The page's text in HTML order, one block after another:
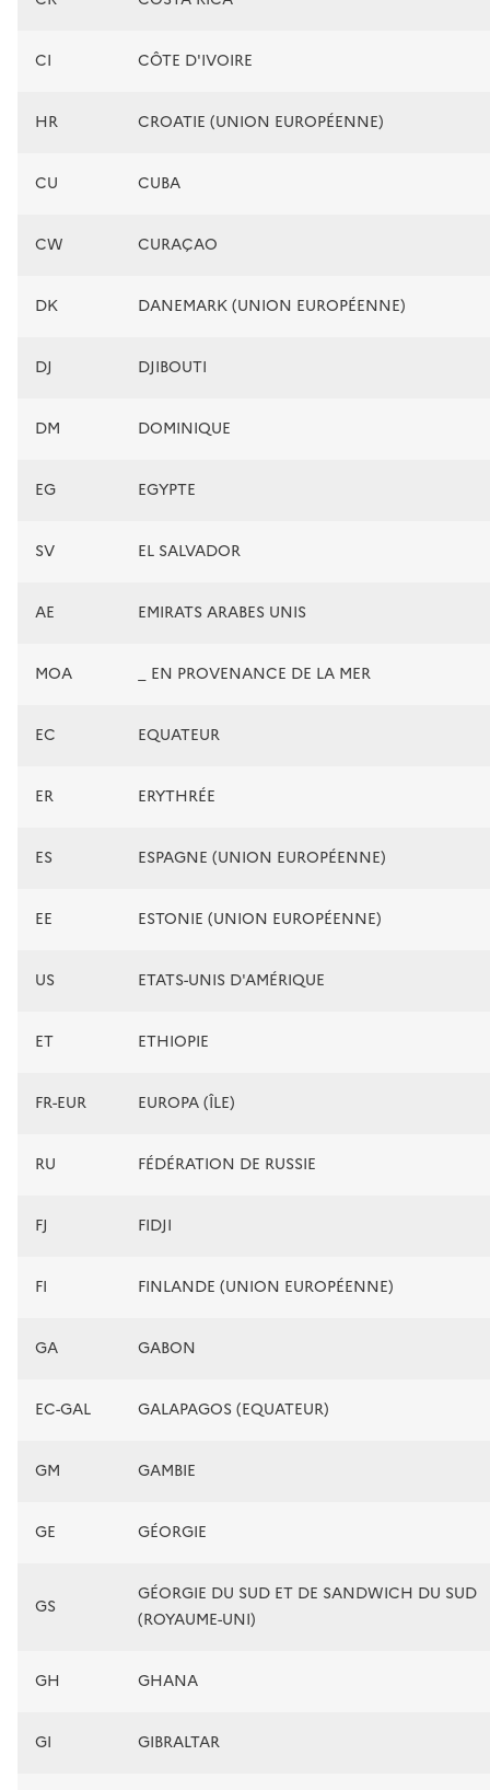
CI CÔTE D'IVOIRE
HR CROATIE (UNION EUROPÉENNE)
CU CUBA
CW CURAÇAO
DK DANEMARK (UNION EUROPÉENNE)
DJ DJIBOUTI
DM DOMINIQUE
EG EGYPTE
SV EL SALVADOR
AE EMIRATS ARABES UNIS
MOA _ EN PROVENANCE DE LA MER
EC EQUATEUR
ER ERYTHRÉE
ES ESPAGNE (UNION EUROPÉENNE)
EE ESTONIE (UNION EUROPÉENNE)
US ETATS-UNIS D'AMÉRIQUE
ET ETHIOPIE
FR-EUR EUROPA (ÎLE)
RU FÉDÉRATION DE RUSSIE
FJ FIDJI
FI FINLANDE (UNION EUROPÉENNE)
GA GABON
EC-GAL GALAPAGOS (EQUATEUR)
GM GAMBIE
GE GÉORGIE
GS
GÉORGIE DU SUD ET DE SANDWICH DU SUD
(ROYAUME-UNI)
GH GHANA
GI GIBRALTAR